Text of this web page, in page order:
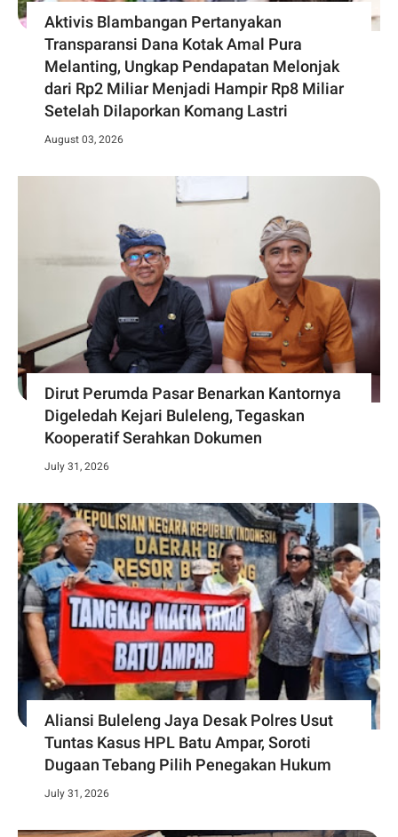
Aktivis Blambangan Pertanyakan
Transparansi Dana Kotak Amal Pura
Melanting, Ungkap Pendapatan Melonjak
dari Rp2 Miliar Menjadi Hampir Rp8 Miliar
Setelah Dilaporkan Komang Lastri
August 03, 2026
Dirut Perumda Pasar Benarkan Kantornya
Digeledah Kejari Buleleng, Tegaskan
Kooperatif Serahkan Dokumen
July 31, 2026
Aliansi Buleleng Jaya Desak Polres Usut
Tuntas Kasus HPL Batu Ampar, Soroti
Dugaan Tebang Pilih Penegakan Hukum
July 31, 2026